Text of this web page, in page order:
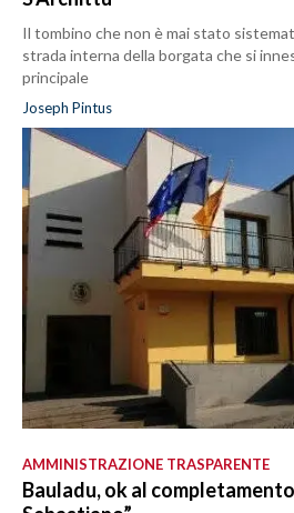
Il tombino che non è mai stato
strada interna della borgata che si
principale
Joseph Pintus
AMMINISTRAZIONE TRASPARENTE
Bauladu, ok al